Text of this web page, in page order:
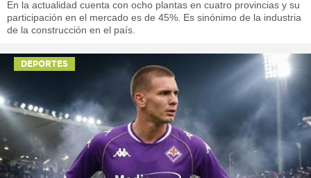
En la actualidad cuenta con ocho plantas en cuatro provincias y su
participación en el mercado es de 45%. Es sinónimo de la industria
de la construcción en el país.
DEPORTES